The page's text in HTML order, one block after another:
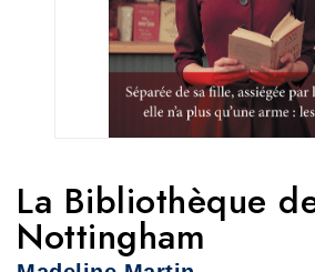
La Bibliothèque
Nottingham